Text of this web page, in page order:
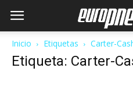
Inicio Etiquetas Carter-
Etiqueta: Carter-